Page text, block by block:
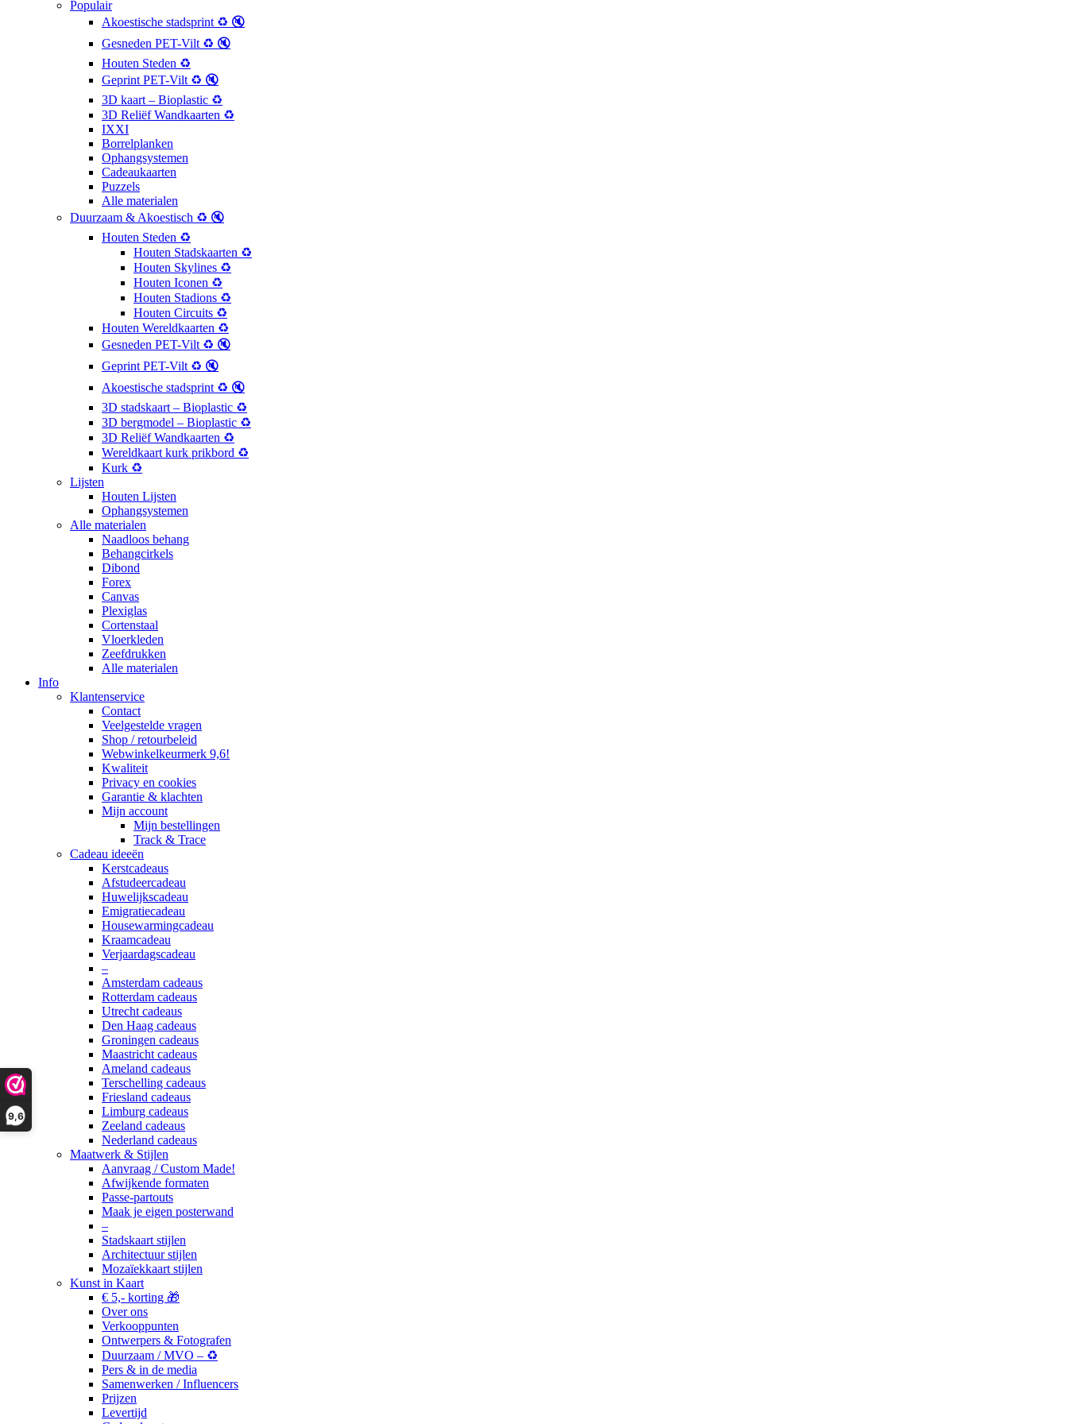
9,6
Populair
Akoestische stadsprint ♻️ 🔇
Gesneden PET-Vilt ♻️ 🔇
Houten Steden ♻️
Geprint PET-Vilt ♻️ 🔇
3D kaart – Bioplastic ♻️
3D Reliëf Wandkaarten ♻️
IXXI
Borrelplanken
Ophangsystemen
Cadeaukaarten
Puzzels
Alle materialen
Duurzaam & Akoestisch ♻️ 🔇
Houten Steden ♻️
Houten Stadskaarten ♻️
Houten Skylines ♻️
Houten Iconen ♻️
Houten Stadions ♻️
Houten Circuits ♻️
Houten Wereldkaarten ♻️
Gesneden PET-Vilt ♻️ 🔇
Geprint PET-Vilt ♻️ 🔇
Akoestische stadsprint ♻️ 🔇
3D stadskaart – Bioplastic ♻️
3D bergmodel – Bioplastic ♻️
3D Reliëf Wandkaarten ♻️
Wereldkaart kurk prikbord ♻️
Kurk ♻️
Lijsten
Houten Lijsten
Ophangsystemen
Alle materialen
Naadloos behang
Behangcirkels
Dibond
Forex
Canvas
Plexiglas
Cortenstaal
Vloerkleden
Zeefdrukken
Alle materialen
Info
Klantenservice
Contact
Veelgestelde vragen
Shop / retourbeleid
Webwinkelkeurmerk 9,6!
Kwaliteit
Privacy en cookies
Garantie & klachten
Mijn account
Mijn bestellingen
Track & Trace
Cadeau ideeën
Kerstcadeaus
Afstudeercadeau
Huwelijkscadeau
Emigratiecadeau
Housewarmingcadeau
Kraamcadeau
Verjaardagscadeau
–
Amsterdam cadeaus
Rotterdam cadeaus
Utrecht cadeaus
Den Haag cadeaus
Groningen cadeaus
Maastricht cadeaus
Ameland cadeaus
Terschelling cadeaus
Friesland cadeaus
Limburg cadeaus
Zeeland cadeaus
Nederland cadeaus
Maatwerk & Stijlen
Aanvraag / Custom Made!
Afwijkende formaten
Passe-partouts
Maak je eigen posterwand
–
Stadskaart stijlen
Architectuur stijlen
Mozaïekkaart stijlen
Kunst in Kaart
€ 5,- korting 🎁
Over ons
Verkooppunten
Ontwerpers & Fotografen
Duurzaam / MVO – ♻️
Pers & in de media
Samenwerken / Influencers
Prijzen
Levertijd